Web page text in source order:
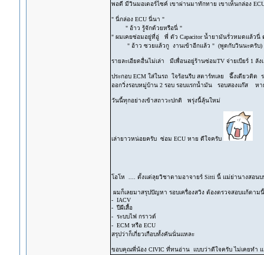
พอดี มีวินมอเตอร์ไซค์ เขาผ่านมาทักทาย เขาเห็นกล่อง
" นี่กล่อง ECU นี่นา "
" อ้าว รู้จักด้วยหรือนี่ "
" ผมเคยซ่อมอยู่ที่อู่ พี่ ตัว Capacitor น้ำยามันรั่วหมดแล้ว
" อ้าว ซวยแล้วกู งานเข้าอีกแล้ว " (พูดกับวินนะครับ)
รายละเอียดอื่นไม่เล่า มีเพื่อนอยู่ร้านซ่อมTV จ่ายเบียร์ 1
ประกอบ ECM ใส่ในรถ ใจร้อนรีบ สตาร์ทเลย ฉึ๊งเดียวติด
ออกวิ่งรอบหมู่บ้าน 2 รอบ รอบแรกน้ำมัน รอบสองแก๊ส หา
วันนี้ทุกอย่างเข้าสถาวะปกติ พรุ่งนี้ลุ้นใหม่
เล่ายาวหน่อยครับ ซ่อม ECU หาย ดีใจครับ
โอโห .... ตั้งแต่ลุยวิชาตามอาจายร์ Sitti นี้ แม่ย่านางสอนบ
ผมก็เลยมาสรุปปัญหา รอบเครื่องสวิง ต้องตรวจสอบแก้ตาม
- IACV
- ปีผีเสื้อ
- ระบบไฟ กราวด์
- ECM หรือ ECU
สรุปว่าก็เกี่ยวเกือบทั้งคันนั่นแหละ
ขอบคุณพี่น้อง CIVIC ที่ทนอ่าน แบบว่าดีใจครับ ไม่เคยทำ แ